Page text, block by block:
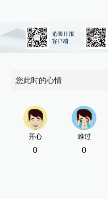
您此时的心情
开心
0
难过
0